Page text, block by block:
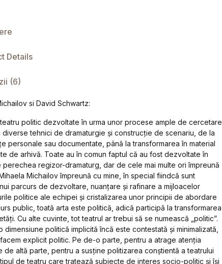
Details
(6)
si David Schwartz:
politic dezvoltate în urma unor procese ample de cercetare
tehnici de dramaturgie și construcție de scenariu, de la
sau documentate, până la transformarea în material
de arhivă. Toate au în comun faptul că au fost dezvoltate în
regizor-dramaturg, dar de cele mai multe ori împreună
Michailov împreună cu mine, în special fiindcă sunt
parcurs de dezvoltare, nuanțare și rafinare a mijloacelor
politice ale echipei și cristalizarea unor principii de abordare
public, toată arta este politică, adică participă la transformarea
Cu alte cuvinte, tot teatrul ar trebui să se numească „politic”.
politică implicită încă este contestată și minimalizată,
explicit politic. Pe de-o parte, pentru a atrage atenția
altă parte, pentru a susține politizarea conștientă a teatrului
de teatru care tratează subiecte de interes socio-politic și își